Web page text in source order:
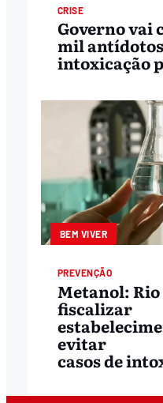
CRISE
Governo vai
mil
intoxicação
BEM VIVER
PREVENÇÃO
Metanol: Rio
fiscalizar
evitar
casos de